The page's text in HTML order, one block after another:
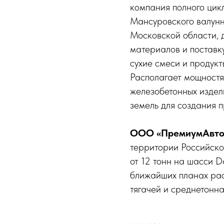
компания полного
Мансуровского
Московской области,
материалов и
сухие смеси и
Располагает
железобетонных
земель для создания
ООО
территории
от 12 тонн на шасси
ближайших планах
тягачей и